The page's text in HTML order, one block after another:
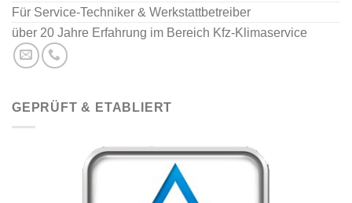
Für Service-Techniker & Werkstattbetreiber
über 20 Jahre Erfahrung im Bereich Kfz-Klimaservice
GEPRÜFT & ETABLIERT